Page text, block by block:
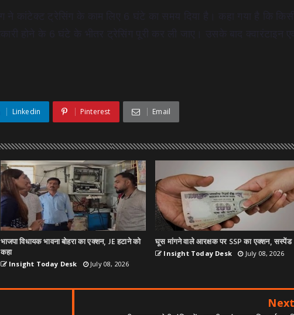
Linkedin Pinterest Email
भाजपा विधायक भावना बोहरा का एक्शन, JE हटाने को
कहा
Insight Today Desk July 08, 2026
घूस मांगने वाले आरक्षक पर SSP का एक्शन, सस्पेंड
Insight Today Desk July 08, 2026